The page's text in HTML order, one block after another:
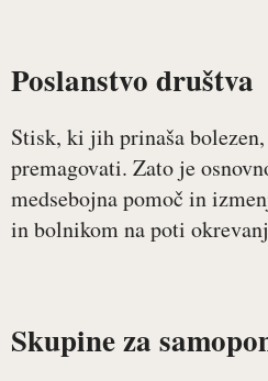
Poslanstvo društva
Stisk, ki jih prinaša
premagovati. Zato je
medsebojna pomoč in
in bolnikom na poti
Skupine za